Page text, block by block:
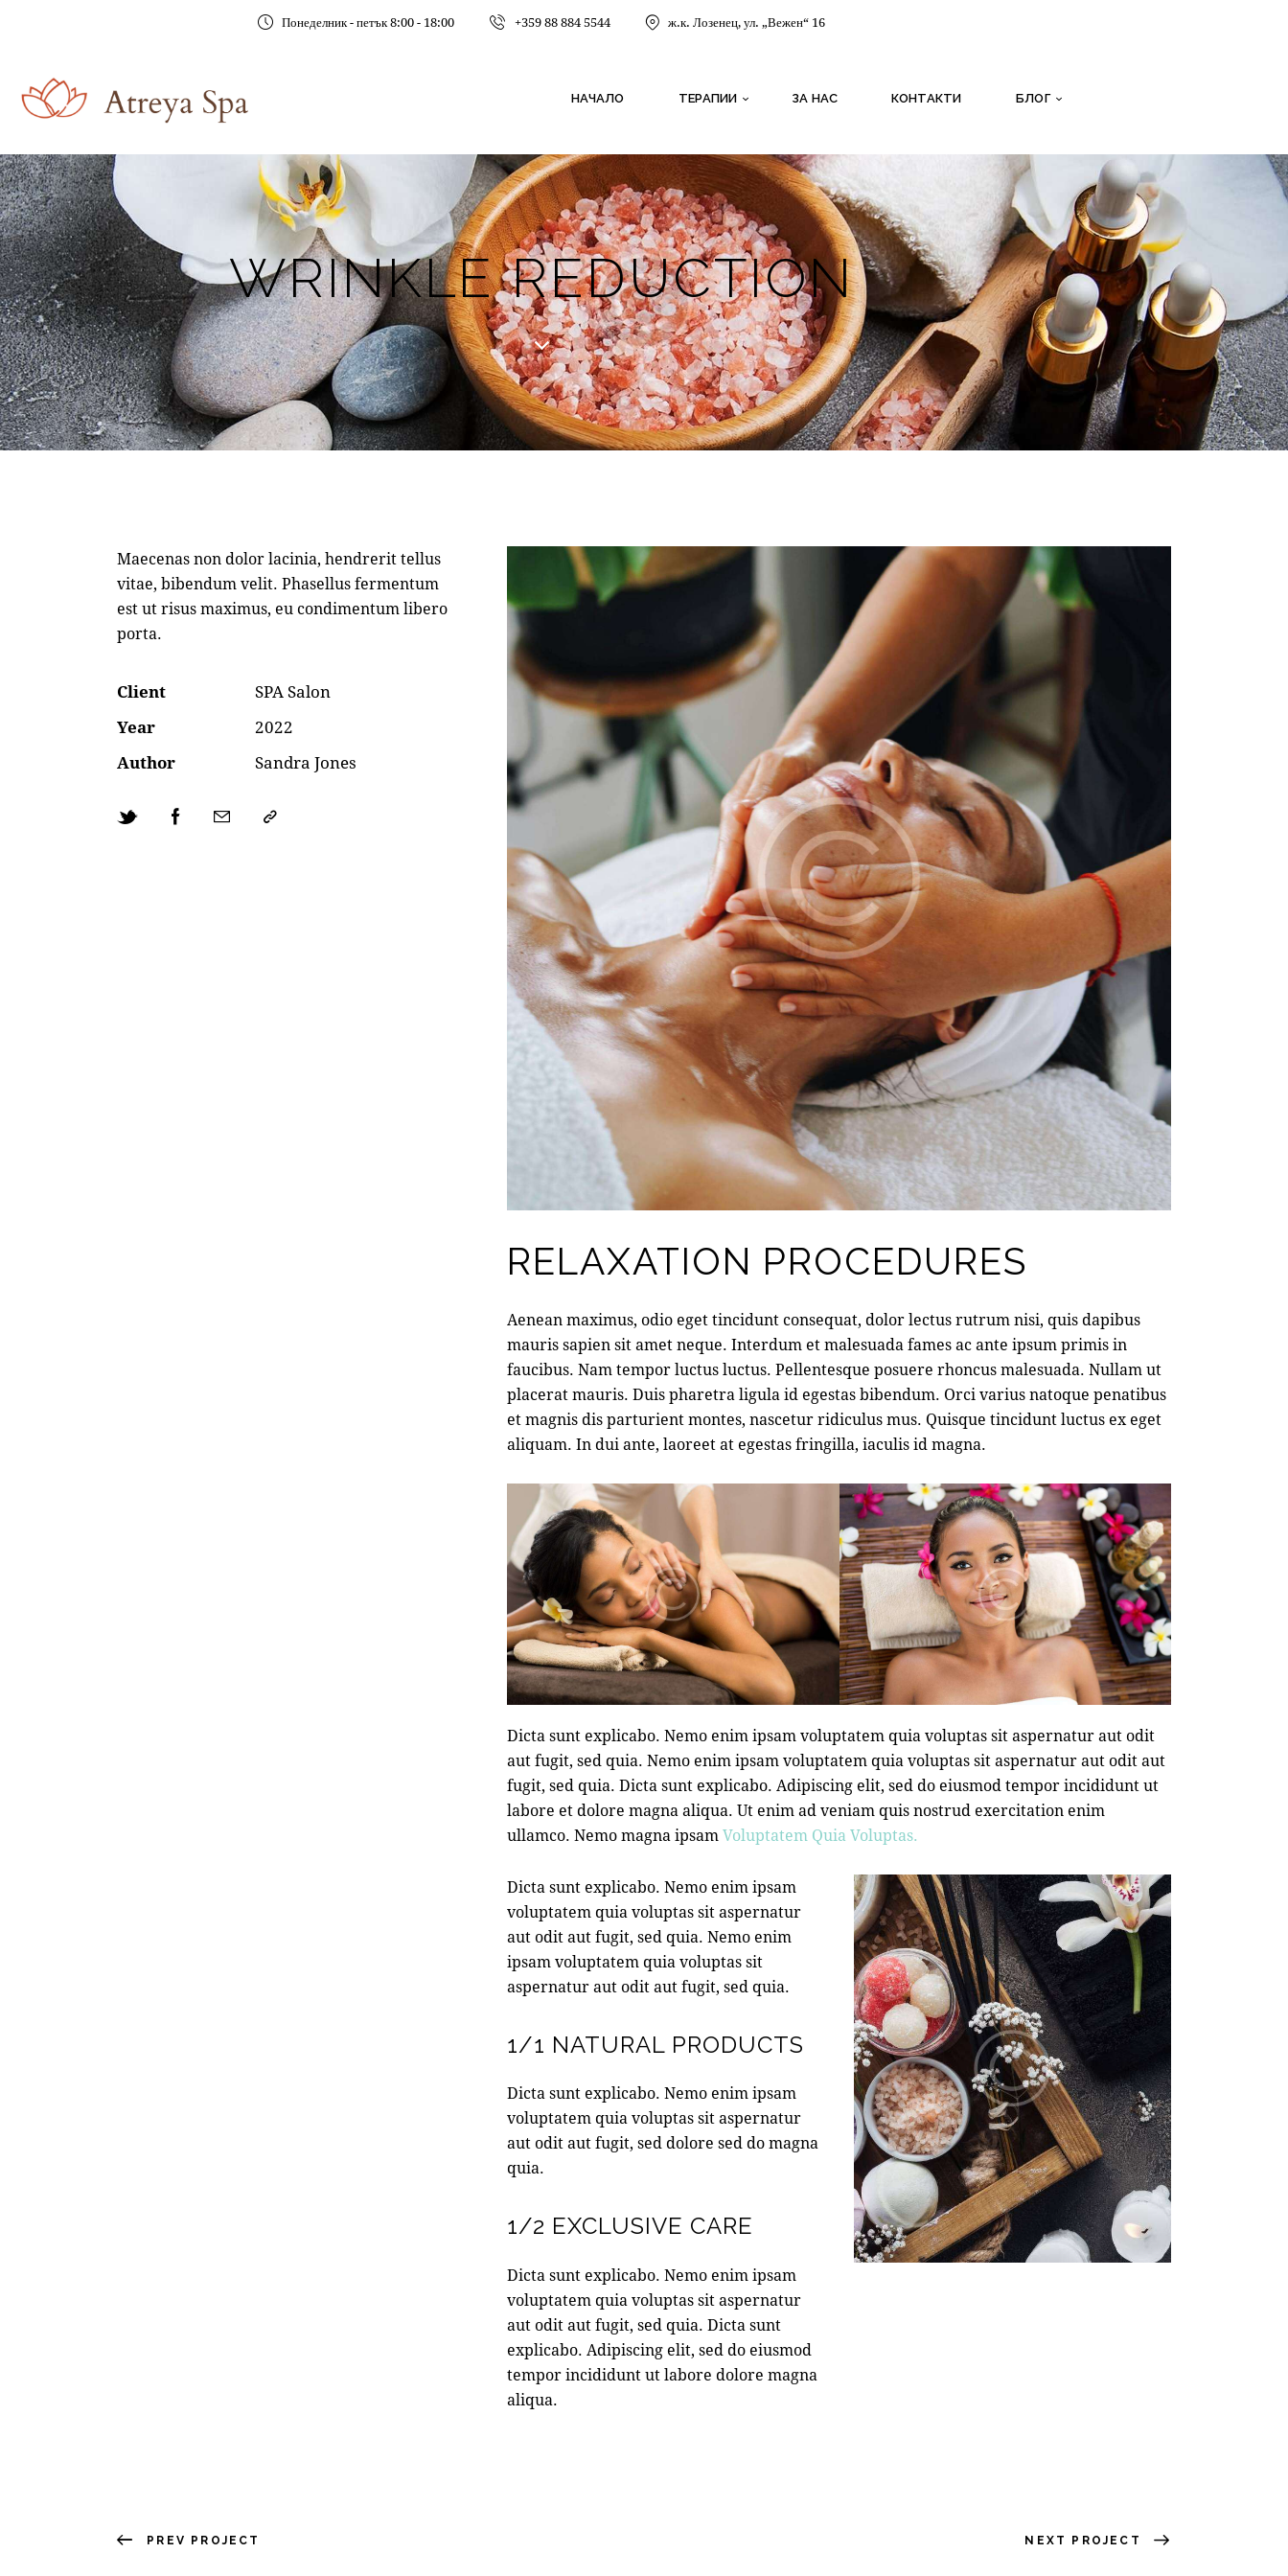
Понеделник - петък 8:00 - 18:00 +359 88 884 5544 ж.к. Лозенец, ул. „Вежен“ 16
НАЧАЛО ТЕРАПИИ ЗА НАС КОНТАКТИ БЛОГ
WRINKLE REDUCTION
Maecenas non dolor lacinia, hendrerit tellus
vitae, bibendum velit. Phasellus fermentum
est ut risus maximus, eu condimentum libero
porta.
Client
SPA Salon
Year
2022
Author
Sandra Jones
RELAXATION PROCEDURES
Aenean maximus, odio eget tincidunt consequat, dolor lectus rutrum nisi, quis dapibus
mauris sapien sit amet neque. Interdum et malesuada fames ac ante ipsum primis in
faucibus. Nam tempor luctus luctus. Pellentesque posuere rhoncus malesuada. Nullam ut
placerat mauris. Duis pharetra ligula id egestas bibendum. Orci varius natoque penatibus
et magnis dis parturient montes, nascetur ridiculus mus. Quisque tincidunt luctus ex eget
aliquam. In dui ante, laoreet at egestas fringilla, iaculis id magna.
Dicta sunt explicabo. Nemo enim ipsam voluptatem quia voluptas sit aspernatur aut odit
aut fugit, sed quia. Nemo enim ipsam voluptatem quia voluptas sit aspernatur aut odit aut
fugit, sed quia. Dicta sunt explicabo. Adipiscing elit, sed do eiusmod tempor incididunt ut
labore et dolore magna aliqua. Ut enim ad veniam quis nostrud exercitation enim
ullamco. Nemo magna ipsam Voluptatem Quia Voluptas.
Dicta sunt explicabo. Nemo enim ipsam
voluptatem quia voluptas sit aspernatur
aut odit aut fugit, sed quia. Nemo enim
ipsam voluptatem quia voluptas sit
aspernatur aut odit aut fugit, sed quia.
1/1 NATURAL PRODUCTS
Dicta sunt explicabo. Nemo enim ipsam
voluptatem quia voluptas sit aspernatur
aut odit aut fugit, sed dolore sed do magna
quia.
1/2 EXCLUSIVE CARE
Dicta sunt explicabo. Nemo enim ipsam
voluptatem quia voluptas sit aspernatur
aut odit aut fugit, sed quia. Dicta sunt
explicabo. Adipiscing elit, sed do eiusmod
tempor incididunt ut labore dolore magna
aliqua.
PREV PROJECT NEXT PROJECT